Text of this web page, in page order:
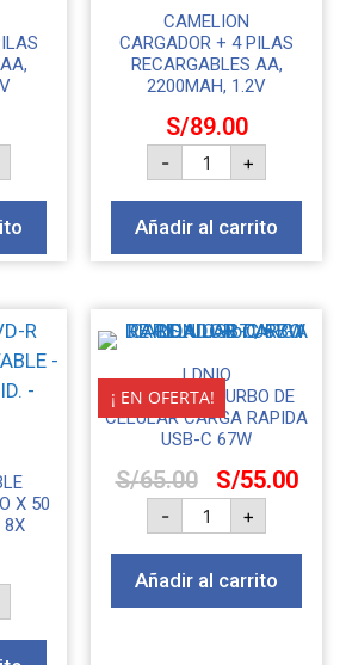
CAMELION
CARGADOR + 4 PILAS
RECARGABLES AA,
2200MAH, 1.2V
S/89.00
- +
Añadir al carrito
X 50
8X
¡ EN OFERTA!
LDNIO
CARGADOR TURBO DE
CELULAR CARGA RAPIDA
USB-C 67W
S/65.00 S/55.00
- +
Añadir al carrito